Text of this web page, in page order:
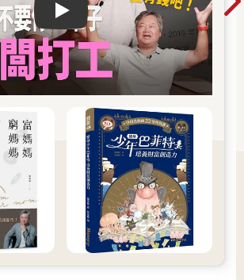
需要受到保障——我們從錯誤中學習。」
合當時比特幣世界混沌之態的解答。可想而
落井下石：「把一個原本用來交易卡牌的網
數位貨幣交易平臺……最後落到那種下場也
」
Mt. Gox平臺前，已經出現了不少問題。
報導而閱讀了馬克和麥卡勒布的通信，發現
始就存在一些問題。這些文件來自Mt. Gox的
又交給馬克的律師、舊員工和我們在警方那
下內容為2011年1月18日，傑德．麥卡勒布
馬克寄的信。馬克和他當時僅是點頭之交。
Play video